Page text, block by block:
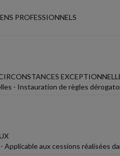
PROFESSIONNELS
- Instauration de règles
aux cessions réalisées